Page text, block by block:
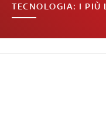
TECNOLOGIA: I PIÙ